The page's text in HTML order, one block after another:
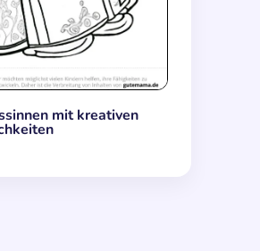
mit kreativen